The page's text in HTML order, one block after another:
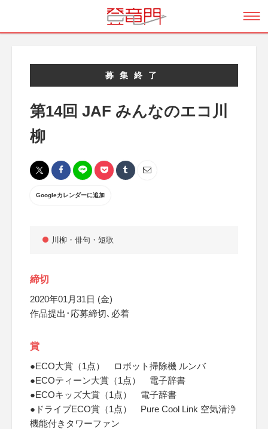
募集終了
第14回 JAF みんなのエコ川
柳
Googleカレンダーに追加
川柳・俳句・短歌
締切
2020年01月31日 (金)
作品提出･応募締切､必着
賞
●ECO大賞（1点） ロボット掃除機 ルンバ
●ECOティーン大賞（1点） 電子辞書
●ECOキッズ大賞（1点） 電子辞書
●ドライブECO賞（1点） Pure Cool Link 空気清浄
機能付きタワーファン